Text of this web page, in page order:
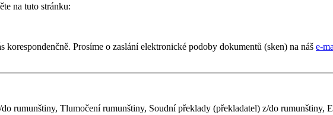
na tuto stránku:
Prosíme o zaslání elektronické podoby dokumentů (sken) na náš e-
rumunštiny, Tlumočení rumunštiny, Soudní překlady (překladatel) z/do rumunštiny,